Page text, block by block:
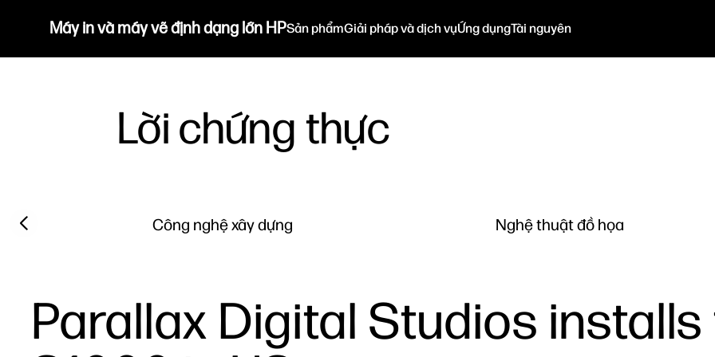
Máy in và máy vẽ định dạng lớn HPSản phẩmGiải pháp và dịch vụỨng dụngTài nguyên
Lời chứng thực
Filter category
Công nghệ xây dựng Nghệ thuật đồ họa
Previous slide
Parallax Digital Studios